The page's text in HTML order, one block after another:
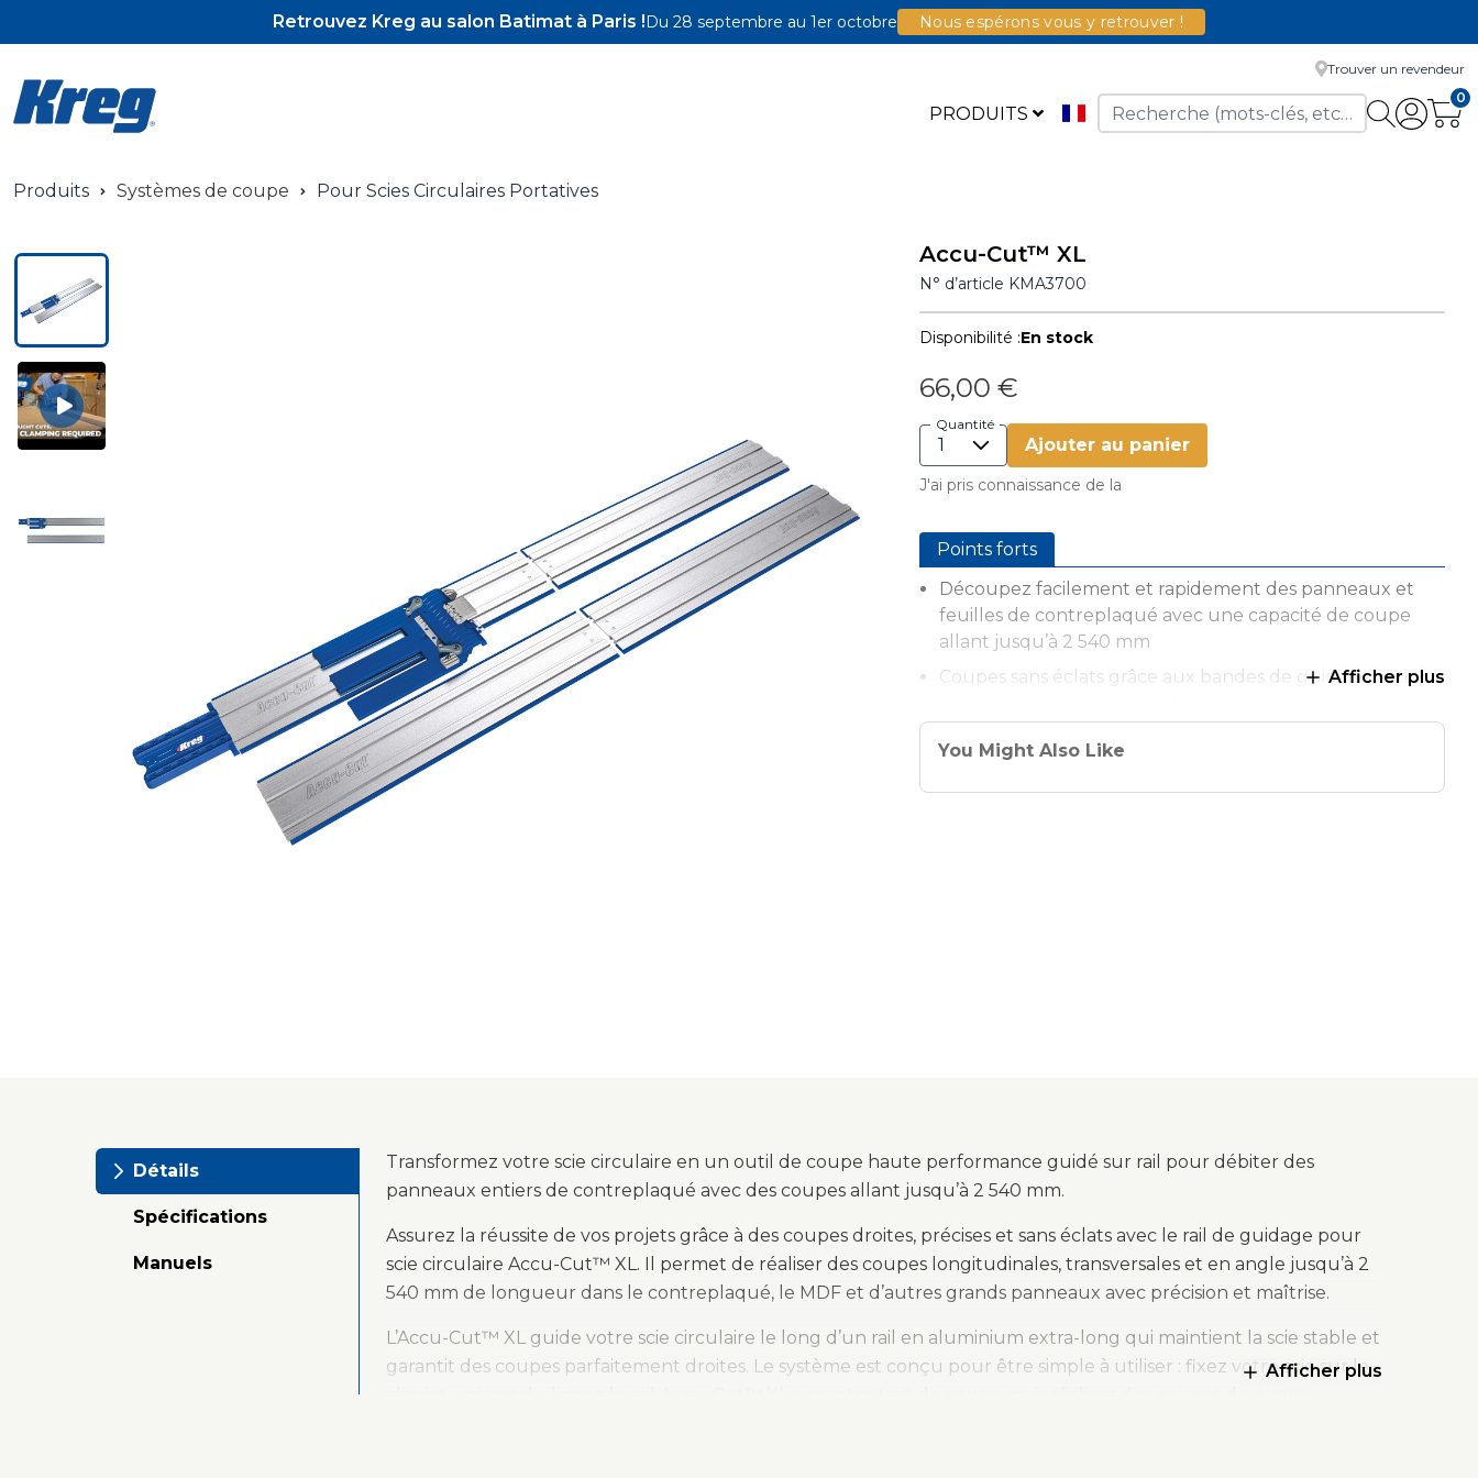
Retrouvez Kreg au salon Batimat à Paris !Du 28 septembre au 1er octobre Nous espérons vous y retrouver !
PRODUITS
Trouver un revendeur
0
Produits Systèmes de coupe Pour Scies Circulaires Portatives
Accu-Cut™ XL
N° d’article KMA3700
Disponibilité :En stock
66,00 €
Quantité
Ajouter au panier
J'ai pris connaissance de la
Points forts
Découpez facilement et rapidement des panneaux et
feuilles de contreplaqué avec une capacité de coupe
allant jusqu’à 2 540 mm
Coupes sans éclats grâce aux bandes de guidage anti-
Réalisez vos coupes où vous en avez besoin en apportant
la scie à la pièce plutôt qu’en déplaçant la pièce vers une
scie fixe
Afficher plus
You Might Also Like
Détails
Spécifications
Manuels
Transformez votre scie circulaire en un outil de coupe haute performance guidé sur rail pour débiter des
panneaux entiers de contreplaqué avec des coupes allant jusqu’à 2 540 mm.
Assurez la réussite de vos projets grâce à des coupes droites, précises et sans éclats avec le rail de guidage pour
scie circulaire Accu-Cut™ XL. Il permet de réaliser des coupes longitudinales, transversales et en angle jusqu’à 2
540 mm de longueur dans le contreplaqué, le MDF et d’autres grands panneaux avec précision et maîtrise.
L’Accu-Cut™ XL guide votre scie circulaire le long d’un rail en aluminium extra-long qui maintient la scie stable et
garantit des coupes parfaitement droites. Le système est conçu pour être simple à utiliser : fixez votre scie sur le
Afficher plus